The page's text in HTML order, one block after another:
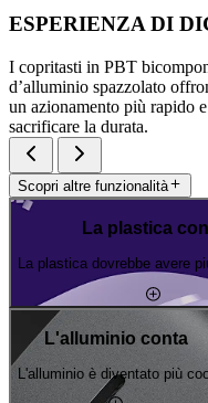
ESPERIENZA DI
I copritasti in PBT
d’alluminio spazzolato
un azionamento più rapido
sacrificare la durata.
Scopri altre funzionalità
La plastica
La plastica dovrebbe avere
L'alluminio conta
L'alluminio è diventato più